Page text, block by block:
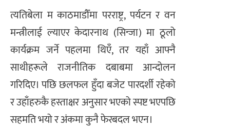
त्यतिबेला म काठमाडौँमा परराष्ट्र, पर्यटन र वन
मन्त्रीलाई ल्याएर केदारनाथ (सिन्जा) मा ठूलो
कार्यक्रम जर्ने पहलमा थिएँ, तर यहाँ आफ्नै
साथीहरूले राजनीतिक दबाबमा आन्दोलन
गरिदिए। पछि छलफल हुँदा बजेट पारदर्शी रहेको
र उहाँहरुकै हस्ताक्षर अनुसार भएको स्पष्ट भएपछि
सहमति भयो र अंकमा कुनै फेरबदल भएन।